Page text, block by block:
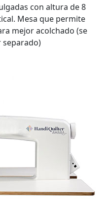
con altura de 8
Mesa que permite
mejor acolchado (se
separado)